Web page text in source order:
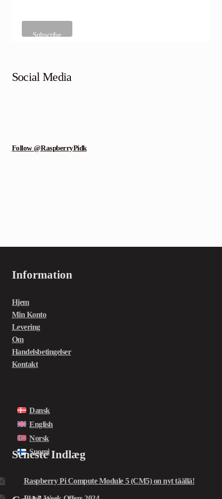
Social Media
Follow @RaspberryPidk
Information
Hjem
Min Konto
Levering
Om
Handelsbetingelser
Kontakt
Dansk
English
Norsk
Suomi
Seneste Indlæg
Raspberry Pi Compute Module 5 (CM5) on nyt täällä!